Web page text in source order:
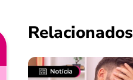
Relacionados